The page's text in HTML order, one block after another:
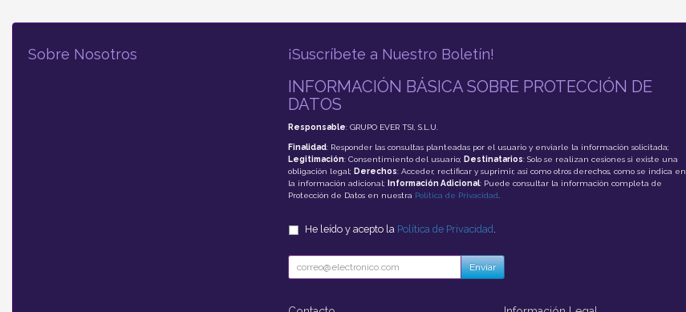
Sobre Nosotros ¡Suscríbete a Nuestro Boletín!
INFORMACIÓN BÁSICA SOBRE PROTECCIÓN DE
DATOS
Responsable: GRUPO EVER TSI, S.L.U.
Finalidad: Responder las consultas planteadas por el usuario y enviarle la información solicitada;
Legitimación: Consentimiento del usuario; Destinatarios: Solo se realizan cesiones si existe una
obligación legal; Derechos: Acceder, rectificar y suprimir, así como otros derechos, como se indica en
la información adicional;
Información Adicional: Puede consultar la información completa de
Protección de Datos en nuestra Política de Privacidad.
He leído y acepto la Política de Privacidad .
Enviar